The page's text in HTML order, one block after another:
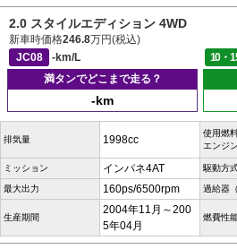
2.0 スタイルエディション 4WD
新車時価格246.8万円(税込)
JC08
-km/L 10・
満タンでどこまで走る？
-km
排気量 1998cc
使用燃
エンジン
ミッション インパネ4AT 駆動方
最大出力 160ps/6500rpm 過給器
生産期間
2004年11月～200
5年04月
燃費性